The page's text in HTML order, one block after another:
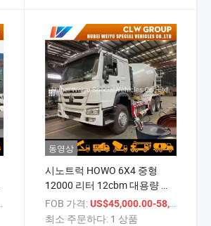
/ 상품
동영상
시노트럭 HOWO 6X4 중형
12000 리터 12cbm 대용량 콘
크리트 믹서 트럭 시멘트 믹서
트럭
FOB 가격: US$45,000.00-58,000.00
최소 주문하다: 1 상품